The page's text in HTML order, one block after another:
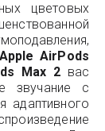
цветовых
Apple AirPods
Max 2 вас
звучание с
адаптивного